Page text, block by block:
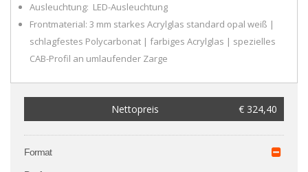
Ausleuchtung: LED-Ausleuchtung
Frontmaterial: 3 mm starkes Acrylglas standard opal weiß |
schlagfestes Polycarbonat | farbiges Acrylglas | spezielles
CAB-Profil an umlaufender Zarge
Nettopreis € 324,40
Format